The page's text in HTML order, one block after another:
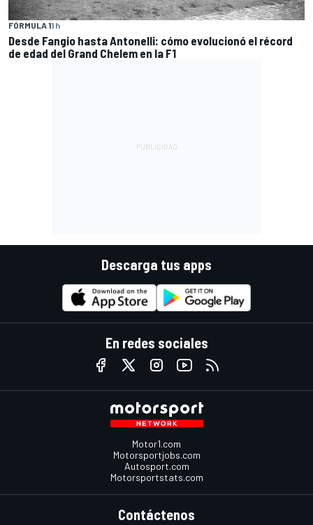
FÓRMULA 11 h
Desde Fangio hasta Antonelli: cómo evolucionó el récord
de edad del Grand Chelem en la F1
Descarga tus apps
En redes sociales
Motor1.com
Motorsportjobs.com
Autosport.com
Motorsportstats.com
Contáctenos